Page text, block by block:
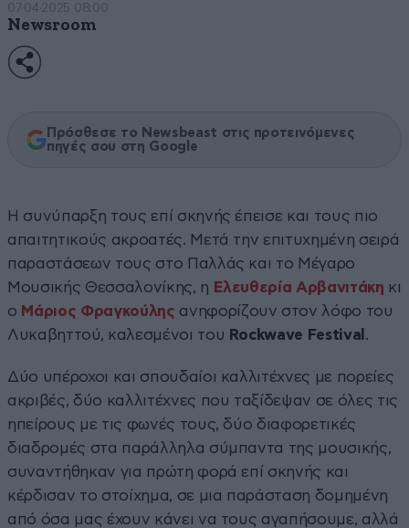
07·04·2025 08:00
Newsroom
Πρόσθεσε το Newsbeast στις προτεινόμενες
πηγές σου στη Google
Η συνύπαρξη τους επί σκηνής έπεισε και τους πιο
απαιτητικούς ακροατές. Μετά την επιτυχημένη σειρά
παραστάσεων τους στο Παλλάς και το Μέγαρο
Μουσικής Θεσσαλονίκης, η Ελευθερία Αρβανιτάκη κι
ο Μάριος Φραγκούλης ανηφορίζουν στον λόφο του
Λυκαβηττού, καλεσμένοι του Rockwave Festival .
Δύο υπέροχοι και σπουδαίοι καλλιτέχνες με πορείες
ακριβές, δύο καλλιτέχνες που ταξίδεψαν σε όλες τις
ηπείρους με τις φωνές τους, δύο διαφορετικές
διαδρομές στα παράλληλα σύμπαντα της μουσικής,
συναντήθηκαν για πρώτη φορά επί σκηνής και
κέρδισαν το στοίχημα, σε μια παράσταση δομημένη
από όσα μας έχουν κάνει να τους αγαπήσουμε, αλλά